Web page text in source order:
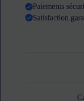
incliné
CODIGEL
Paiements
Satisfaction